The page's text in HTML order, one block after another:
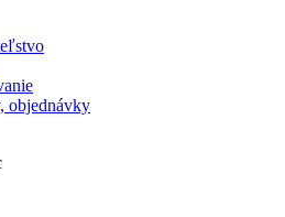
objednávky